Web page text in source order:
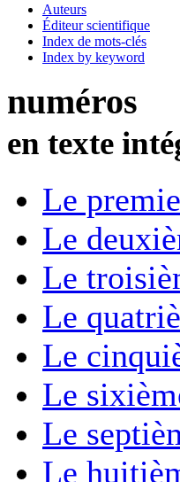
Auteurs
Éditeur scientifique
Index de mots-clés
Index by keyword
numéros
en texte
Le
Le
Le
Le
Le
Le
Le
Le